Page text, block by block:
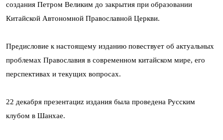
создания Петром Великим до закрытия при образовании
Китайской Автономной Православной Церкви.
Предисловие к настоящему изданию повествует об актуальных
проблемах Православия в современном китайском мире, его
перспективах и текущих вопросах.
22 декабря презентациz издания была проведена Русским
клубом в Шанхае.